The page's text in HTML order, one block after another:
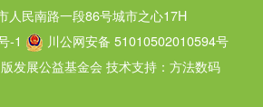
人民南路一段86号城市之心17H
-1
川公网安备 51010502010594号
发展公益基金会 技术支持：方法数码